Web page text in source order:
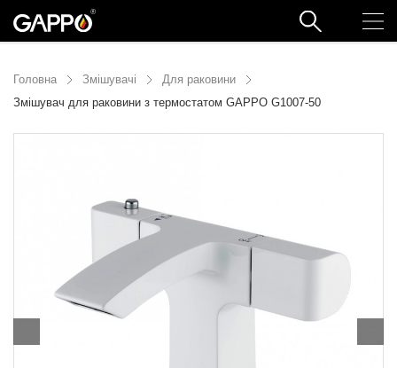
Головна Змішувачі
Для раковини
Змішувач для раковини з термостатом GAPPO G1007-50